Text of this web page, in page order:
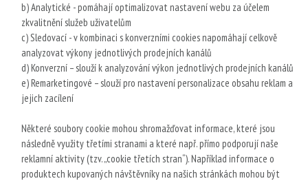
b) Analytické - pomáhají optimalizovat nastavení webu za účelem
zkvalitnění služeb uživatelům
c) Sledovací - v kombinaci s konverzními cookies napomáhají celkově
analyzovat výkony jednotlivých prodejních kanálů
d) Konverzní – slouží k analyzování výkon jednotlivých prodejních kanálů
e) Remarketingové – slouží pro nastavení personalizace obsahu reklam a
jejich zacílení
Některé soubory cookie mohou shromažďovat informace, které jsou
následně využity třetími stranami a které např. přímo podporují naše
reklamní aktivity (tzv. „cookie třetích stran“). Například informace o
produktech kupovaných návštěvníky na našich stránkách mohou být